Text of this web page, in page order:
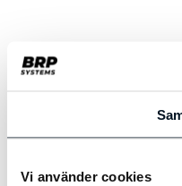
Vi använder cookies